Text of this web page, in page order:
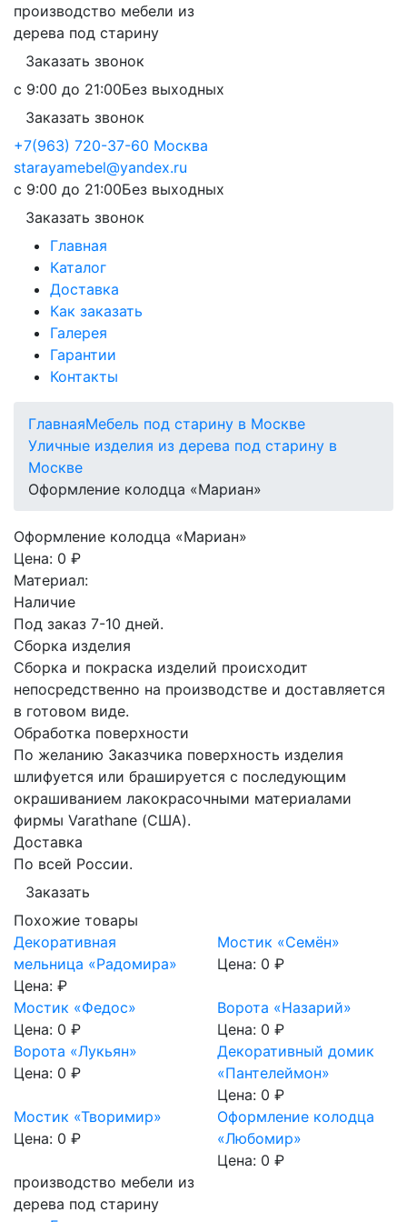
производство мебели из
дерева под старину
Заказать звонок
с 9:00 до 21:00Без выходных
Заказать звонок
+7(963) 720-37-60 Москва
starayamebel@yandex.ru
с 9:00 до 21:00Без выходных
Заказать звонок
Главная
Каталог
Доставка
Как заказать
Галерея
Гарантии
Контакты
ГлавнаяМебель под старину в Москве
Уличные изделия из дерева под старину в
Москве
Оформление колодца «Мариан»
Оформление колодца «Мариан»
Цена: 0 ₽
Материал:
Наличие
Под заказ 7-10 дней.
Сборка изделия
Сборка и покраска изделий происходит
непосредственно на производстве и доставляется
в готовом виде.
Обработка поверхности
По желанию Заказчика поверхность изделия
шлифуется или брашируется с последующим
окрашиванием лакокрасочными материалами
фирмы Varathane (США).
Доставка
По всей России.
Заказать
Похожие товары
Декоративная
мельница «Радомира»
Цена: ₽
Мостик «Семён»
Цена: 0 ₽
Мостик «Федос»
Цена: 0 ₽
Ворота «Назарий»
Цена: 0 ₽
Ворота «Лукьян»
Цена: 0 ₽
Декоративный домик
«Пантелеймон»
Цена: 0 ₽
Мостик «Творимир»
Цена: 0 ₽
Оформление колодца
«Любомир»
Цена: 0 ₽
производство мебели из
дерева под старину